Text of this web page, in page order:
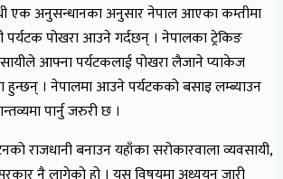
एक अनुसन्धानका अनुसार नेपाल आएका कम्तीमा
पर्यटक पोखरा आउने गर्दछन् । नेपालका ट्रेकिङ
आफ्ना पर्यटकलाई पोखरा लैजाने प्याकेज
हुन्छन् । नेपालमा आउने पर्यटकको बसाइ लम्ब्याउन
पार्नु जरुरी छ ।
राजधानी बनाउन यहाँका सरोकारवाला व्यवसायी,